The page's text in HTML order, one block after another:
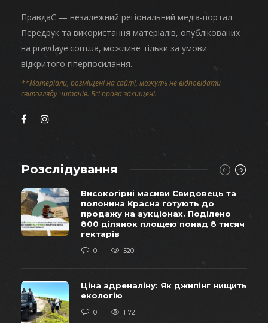
ПравдаЄ — незалежний регіональний медіа-портал.
Передрук та використання матеріалів, опублікованих
на pravdaye.com.ua, можливе тільки за умови
відкритого гіперпосилання.
**Матеріали, розміщені на сайті, можуть не відповідати
світогляду читачів. Всі права захищені.
Розслідування
Високогірні масиви Свидовець та
полонина Красна готують до
продажу на аукціонах. Поділено
800 ділянок площею понад 8 тисяч
гектарів
0 520
Ціна адреналіну: Як джипінг нищить
екологію
0 1172